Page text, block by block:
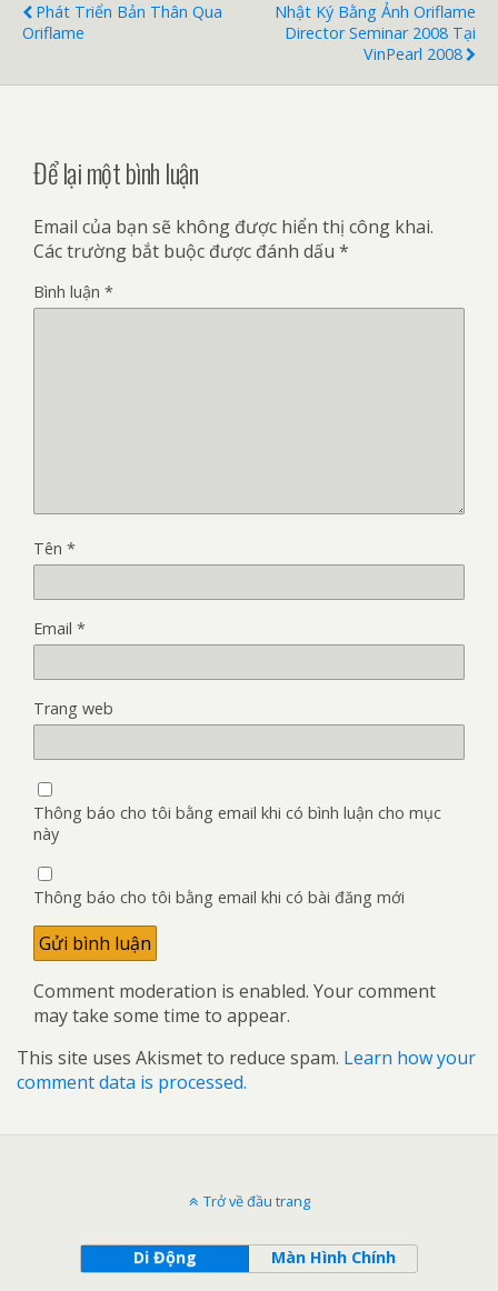
Phát Triển Bản Thân Qua
Oriflame
Nhật Ký Bằng Ảnh Oriflame
Director Seminar 2008 Tại
VinPearl 2008
Để lại một bình luận
Email của bạn sẽ không được hiển thị công khai.
Các trường bắt buộc được đánh dấu *
Bình luận *
Tên *
Email *
Trang web
Thông báo cho tôi bằng email khi có bình luận cho mục
này
Thông báo cho tôi bằng email khi có bài đăng mới
Comment moderation is enabled. Your comment
may take some time to appear.
This site uses Akismet to reduce spam. Learn how your
comment data is processed.
Trở về đầu trang
Di Động Màn Hình Chính